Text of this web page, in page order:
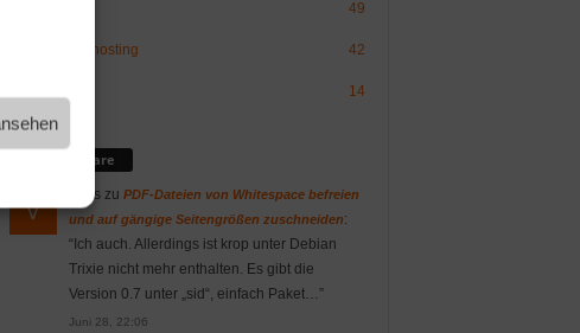
49
Webdesign/-hosting 42
14
Kommentare
Vituszu PDF-Dateien von Whitespace befreien
und auf gängige Seitengrößen zuschneiden:
“Ich auch. Allerdings ist krop unter Debian
Trixie nicht mehr enthalten. Es gibt die
Version 0.7 unter „sid“, einfach Paket…”
Juni 28, 22:06